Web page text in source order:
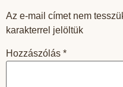
Az e-mail címet nem
karakterrel jelöltük
Hozzászólás *